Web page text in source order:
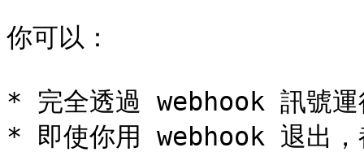
你可以：
* 完全透過 webhook 訊號運
* 即使你用 webhook 退出，